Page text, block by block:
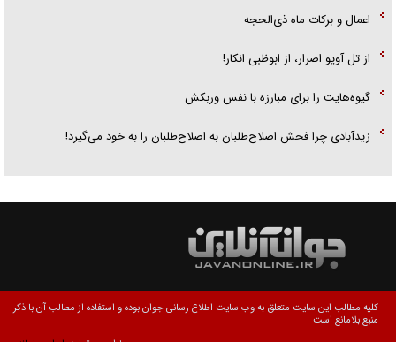
اعمال و برکات ماه ذی‌الحجه
از تل آویو اصرار، از ابوظبی انکار!
گیوه‌هایت را برای مبارزه با نفس وربکش
زیدآبادی چرا فحش اصلاح‌طلبان به اصلاح‌طلبان را به خود می‌گیرد!
کلیه مطالب این سایت متعلق به وب سایت اطلاع رسانی جوان بوده و استفاده از مطالب آن با ذکر
منبع بلامانع است.